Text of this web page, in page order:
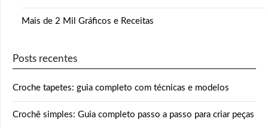
Mais de 2 Mil Gráficos e Receitas
Posts recentes
Croche tapetes: guia completo com técnicas e modelos
Crochê simples: Guia completo passo a passo para criar peças